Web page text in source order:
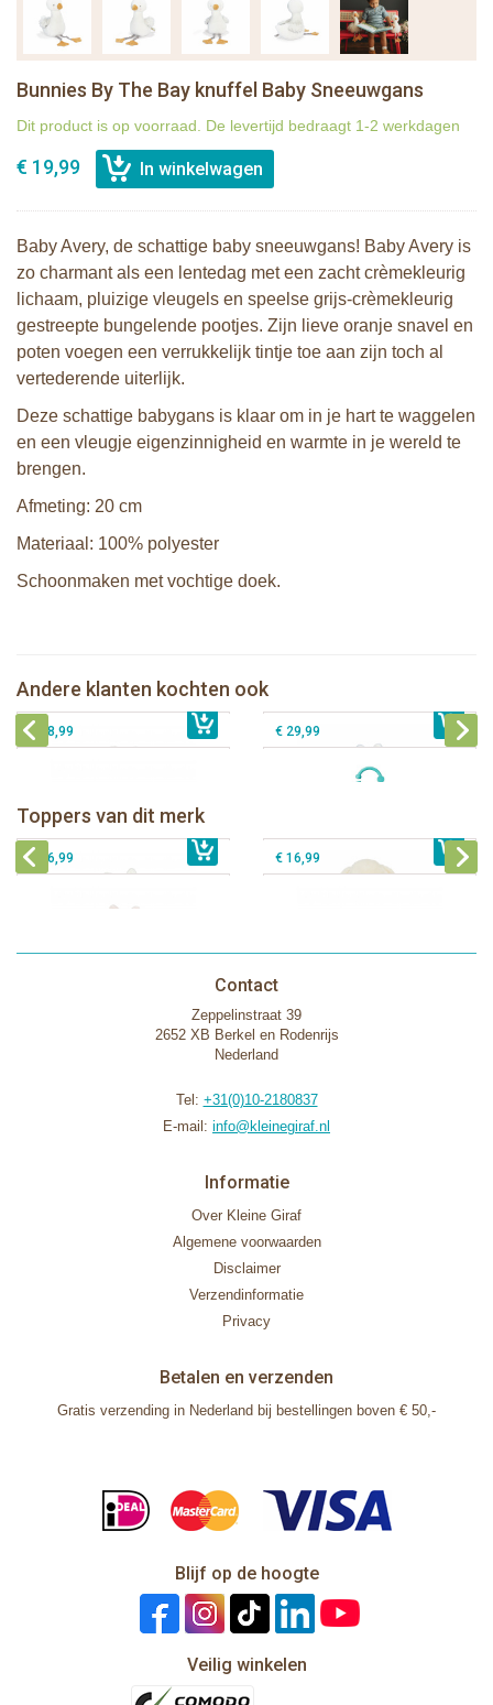
Bunnies By The Bay knuffel Baby Sneeuwgans
Dit product is op voorraad. De levertijd bedraagt 1-2 werkdagen
€ 19,99
Baby Avery, de schattige baby sneeuwgans! Baby Avery is
zo charmant als een lentedag met een zacht crèmekleurig
lichaam, pluizige vleugels en speelse grijs-crèmekleurig
gestreepte bungelende pootjes. Zijn lieve oranje snavel en
poten voegen een verrukkelijk tintje toe aan zijn toch al
vertederende uiterlijk.
Deze schattige babygans is klaar om in je hart te waggelen
en een vleugje eigenzinnigheid en warmte in je wereld te
brengen.
Afmeting: 20 cm
Materiaal: 100% polyester
Schoonmaken met vochtige doek.
Andere klanten kochten ook
€ 13,99
Bunnies By The Bay knuffel Blink de
Uil
€ 18,99 € 29,99
Toppers van dit merk
€ 16,99
Bunnies By The Bay knuffel Nibble
Konijn Crème 38cm
Bunnies By The Bay knuffeldoekje
met speenhouder Konijn roze
€ 16,99 € 16,99
Contact
Zeppelinstraat 39
2652 XB Berkel en Rodenrijs
Nederland
Tel: +31(0)10-2180837
E-mail: info@kleinegiraf.nl
Informatie
Over Kleine Giraf
Algemene voorwaarden
Disclaimer
Verzendinformatie
Privacy
Betalen en verzenden
Gratis verzending in Nederland bij bestellingen boven € 50,-
Blijf op de hoogte
Veilig winkelen